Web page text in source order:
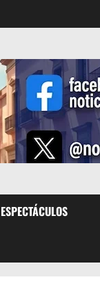
ESPECTÁCULOS